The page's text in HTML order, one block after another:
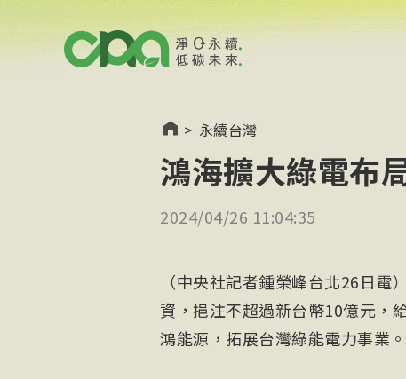
> 永續台灣
鴻海擴大綠電布
2024/04/26 11:04:35
（中央社記者鍾榮峰台北26日
資，挹注不超過新台幣10億元，
鴻能源，拓展台灣綠能電力事業。